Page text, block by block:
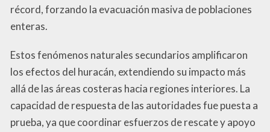
récord, forzando la evacuación masiva de poblaciones
enteras.
Estos fenómenos naturales secundarios amplificaron
los efectos del huracán, extendiendo su impacto más
allá de las áreas costeras hacia regiones interiores. La
capacidad de respuesta de las autoridades fue puesta a
prueba, ya que coordinar esfuerzos de rescate y apoyo